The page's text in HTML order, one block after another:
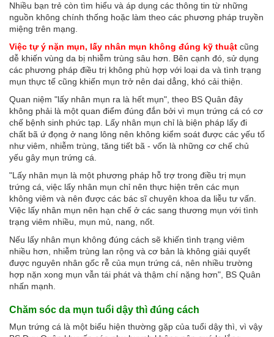
Nhiều bạn trẻ còn tìm hiểu và áp dụng các thông tin từ những
nguồn không chính thống hoặc làm theo các phương pháp truyền
miệng trên mạng.
Việc tự ý nặn mụn, lấy nhân mụn không đúng kỹ thuật cũng
dễ khiến vùng da bị nhiễm trùng sâu hơn. Bên cạnh đó, sử dụng
các phương pháp điều trị không phù hợp với loại da và tình trạng
mụn thực tế cũng khiến mụn trở nên dai dẳng, khó cải thiện.
Quan niệm "lấy nhân mụn ra là hết mụn", theo BS Quân đây
không phải là một quan điểm đúng đắn bởi vì mụn trứng cá có cơ
chế bệnh sinh phức tạp. Lấy nhân mụn chỉ là biện pháp lấy đi
chất bã ứ đọng ở nang lông nên không kiểm soát được các yếu tố
như viêm, nhiễm trùng, tăng tiết bã - vốn là những cơ chế chủ
yếu gây mụn trứng cá.
"Lấy nhân mụn là một phương pháp hỗ trợ trong điều trị mụn
trứng cá, việc lấy nhân mụn chỉ nên thực hiện trên các mụn
không viêm và nên được các bác sĩ chuyên khoa da liễu tư vấn.
Việc lấy nhân mụn nên hạn chế ở các sang thương mụn với tình
trạng viêm nhiều, mụn mủ, nang, nốt.
Nếu lấy nhân mụn không đúng cách sẽ khiến tình trạng viêm
nhiều hơn, nhiễm trùng lan rộng và cơ bản là không giải quyết
được nguyên nhân gốc rễ của mụn trứng cá, nên nhiều trường
hợp nặn xong mụn vẫn tái phát và thậm chí nặng hơn", BS Quân
nhấn mạnh.
Chăm sóc da mụn tuổi dậy thì đúng cách
Mụn trứng cá là một biểu hiện thường gặp của tuổi dậy thì, vì vậy